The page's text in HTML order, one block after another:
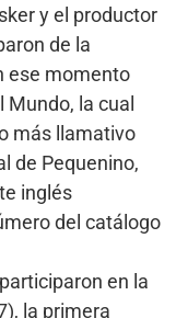
y el productor
de la
ese momento
la cual
más llamativo
de Pequenino,
inglés
del catálogo
en la
la primera